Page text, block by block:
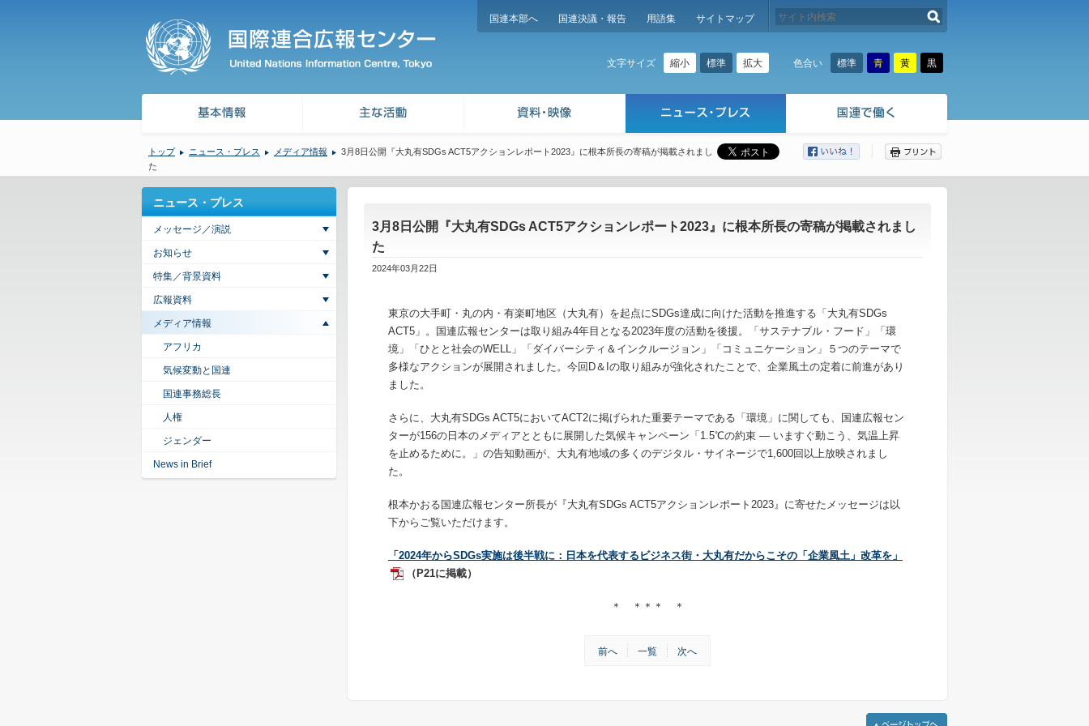
国連本部へ 国連決議・報告 用語集 サイトマップ
文字サイズ 縮小 標準 拡大 色合い 標準 青 黄 黒
トップ ニュース・プレス メディア情報
3月8日公開『大丸有SDGs ACT5アクションレポート2023』に根本所長の寄稿が掲載されまし
た
3月8日公開『大丸有SDGs ACT5アクションレポート2023』に根本所長の寄稿が掲載されまし
た
2024年03月22日
東京の大手町・丸の内・有楽町地区（大丸有）を起点にSDGs達成に向けた活動を推進する「大丸有SDGs
ACT5」。国連広報センターは取り組み4年目となる2023年度の活動を後援。「サステナブル・フード」「環
境」「ひとと社会のWELL」「ダイバーシティ＆インクルージョン」「コミュニケーション」５つのテーマで
多様なアクションが展開されました。今回D＆Iの取り組みが強化されたことで、企業風土の定着に前進があり
ました。
さらに、大丸有SDGs ACT5においてACT2に掲げられた重要テーマである「環境」に関しても、国連広報セン
ターが156の日本のメディアとともに展開した気候キャンペーン「1.5℃の約束 ― いますぐ動こう、気温上昇
を止めるために。」の告知動画が、大丸有地域の多くのデジタル・サイネージで1,600回以上放映されまし
た。
根本かおる国連広報センター所長が『大丸有SDGs ACT5アクションレポート2023』に寄せたメッセージは以
下からご覧いただけます。
「2024年からSDGs実施は後半戦に：日本を代表するビジネス街・大丸有だからこその「企業風土」改革を」
（P21に掲載）
＊ ＊＊＊ ＊
前へ 一覧 次へ
ニュース・プレス
メッセージ／演説
お知らせ
特集／背景資料
広報資料
メディア情報
アフリカ
気候変動と国連
国連事務総長
人権
ジェンダー
News in Brief